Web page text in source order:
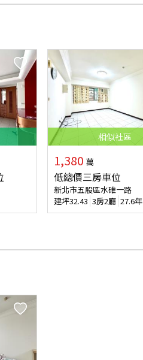
相似社區
1,380 萬
低總價三房車位
新北市五股區水碓一路
建坪32.43 3房2廳 27.6年